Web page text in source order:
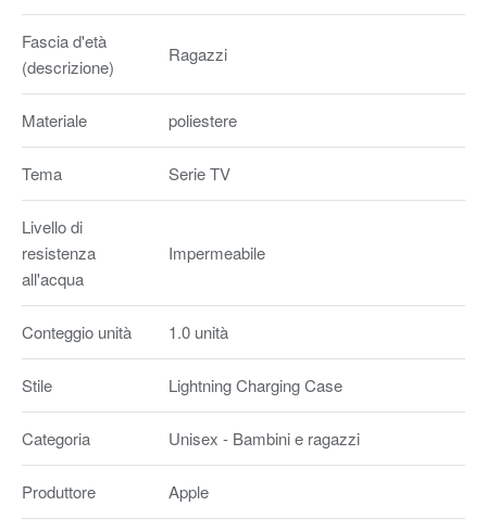
Fascia d'età
(descrizione)
Ragazzi
Materiale poliestere
Tema Serie TV
Livello di
resistenza
all'acqua
Impermeabile
Conteggio unità 1.0 unità
Stile Lightning Charging Case
Categoria Unisex - Bambini e ragazzi
Produttore Apple